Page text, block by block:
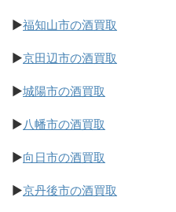
▶福知山市の酒買取
▶京田辺市の酒買取
▶城陽市の酒買取
▶八幡市の酒買取
▶向日市の酒買取
▶京丹後市の酒買取